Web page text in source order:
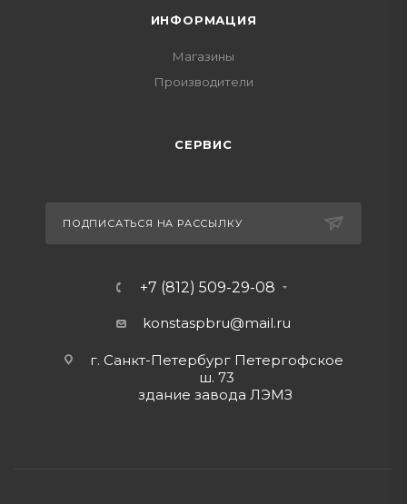
ИНФОРМАЦИЯ
Магазины
Производители
СЕРВИС
ПОДПИСАТЬСЯ НА РАССЫЛКУ
+7 (812) 509-29-08
konstaspbru@mail.ru
г. Санкт-Петербург Петергофское
ш. 73
здание завода ЛЭМЗ